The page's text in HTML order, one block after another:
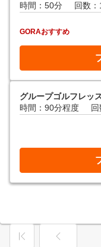
時間：50分
回数：
GORAおすすめ
グループゴルフレッ
時間：90分程度